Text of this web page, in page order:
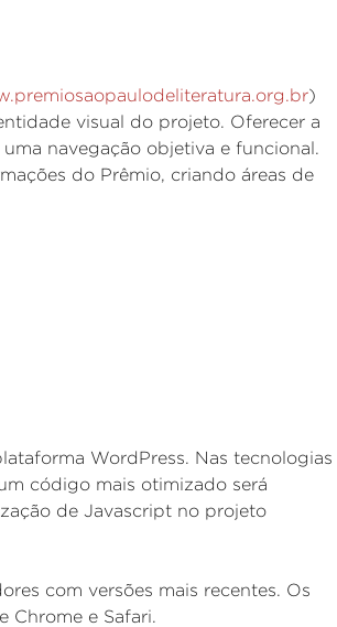
)
visual do projeto. Oferecer a
navegação objetiva e funcional.
do Prêmio, criando áreas de
WordPress. Nas tecnologias
código mais otimizado será
de Javascript no projeto
com versões mais recentes. Os
Chrome e Safari.